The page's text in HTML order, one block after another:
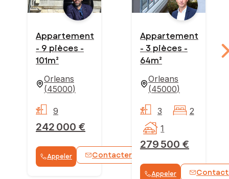
Appartement
- 9 pièces -
101m²
Orleans
(45000)
242 000 €
9
Appeler Contacter
Appartement
- 3 pièces -
64m²
Orleans
(45000)
279 500 €
3
2
1
Appeler